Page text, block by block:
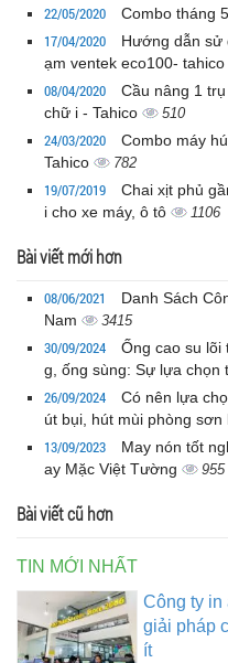
22/05/2020 Combo tháng
17/04/2020
Hướng dẫn sử
ạm ventek eco100- tahico
08/04/2020
Cầu nâng 1
chữ i - Tahico
510
24/03/2020
Combo máy
Tahico
782
19/07/2019
Chai xịt phủ
i cho xe máy, ô tô
1106
Bài viết mới hơn
08/06/2021
Danh Sách
Nam
3415
30/09/2024
Ống cao su lõi
g, ống sùng: Sự lựa chọn
26/09/2024
Có nên lựa
út bụi, hút mùi phòng sơn
13/09/2023
May nón tốt
ay Mặc Việt Tường
955
Bài viết cũ hơn
TIN MỚI NHẤT
Công ty in
giải pháp
ít